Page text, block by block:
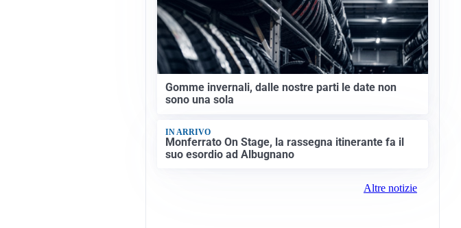
Gomme invernali, dalle nostre parti le date non
sono una sola
IN ARRIVO
Monferrato On Stage, la rassegna itinerante fa il
suo esordio ad Albugnano
Altre notizie